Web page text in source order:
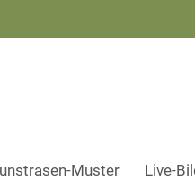
Muster Live-